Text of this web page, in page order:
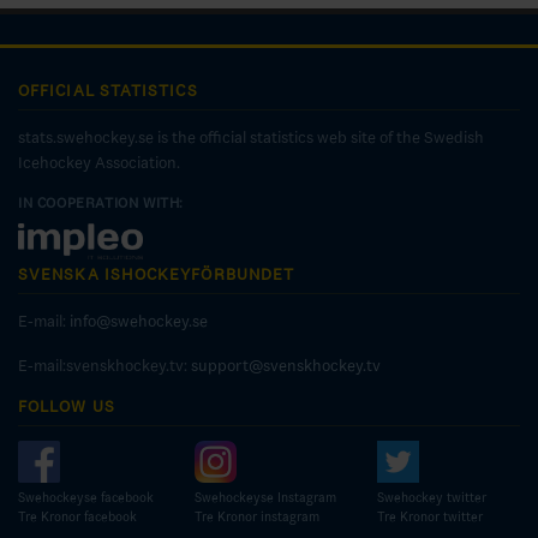
OFFICIAL STATISTICS
stats.swehockey.se is the official statistics web site of the Swedish
Icehockey Association.
IN COOPERATION WITH:
SVENSKA ISHOCKEYFÖRBUNDET
E-mail: info@swehockey.se
E-mail:svenskhockey.tv: support@svenskhockey.tv
FOLLOW US
Swehockeyse facebook
Tre Kronor facebook
Swehockeyse Instagram
Tre Kronor instagram
Swehockey twitter
Tre Kronor twitter